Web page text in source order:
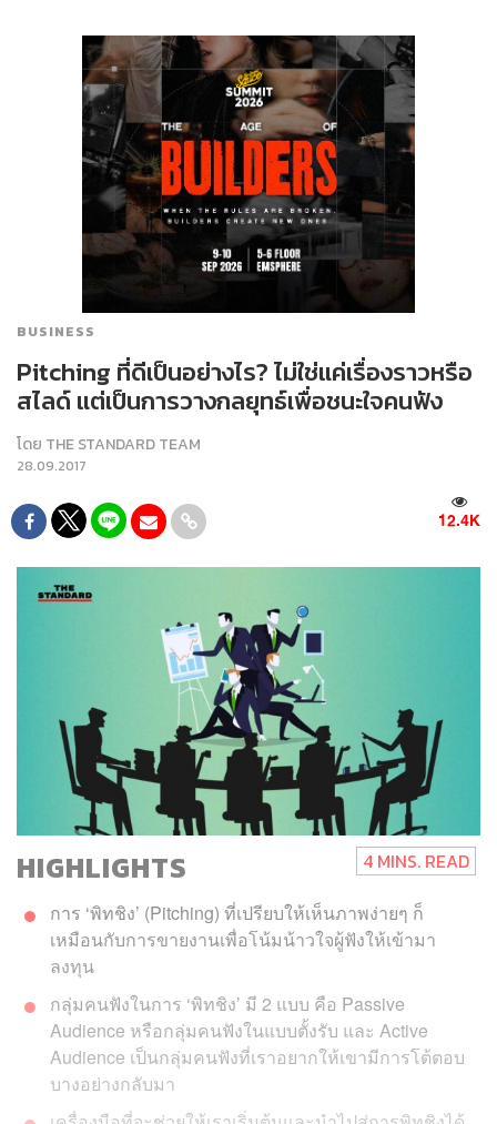
BUSINESS
Pitching ที่ดีเป็นอย่างไร? ไม่ใช่แค่เรื่องราวหรือ
สไลด์ แต่เป็นการวางกลยุทธ์เพื่อชนะใจคนฟัง
โดย THE STANDARD TEAM
28.09.2017
12.4K
HIGHLIGHTS 4 MINS. READ
การ ‘พิทชิง’ (Pitching) ที่เปรียบให้เห็นภาพง่ายๆ ก็
เหมือนกับการขายงานเพื่อโน้มน้าวใจผู้ฟังให้เข้ามา
ลงทุน
กลุ่มคนฟังในการ ‘พิทชิง’ มี 2 แบบ คือ Passive
Audience หรือกลุ่มคนฟังในแบบตั้งรับ และ Active
Audience เป็นกลุ่มคนฟังที่เราอยากให้เขามีการโต้ตอบ
บางอย่างกลับมา